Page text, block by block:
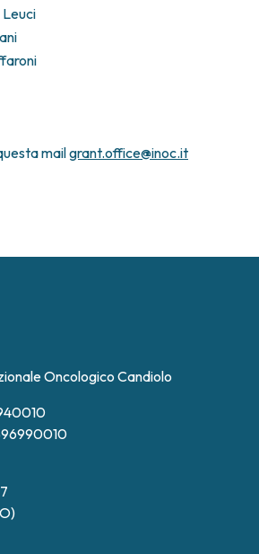
E INNOVAZIONE
mailgrant.office@inoc.it
Oncologico Candiolo